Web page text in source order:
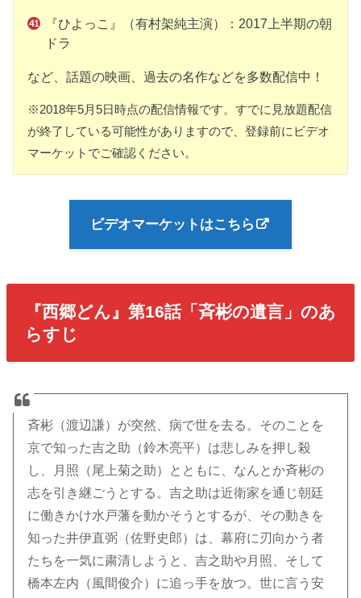
『ひよっこ』（有村架純主演）：2017上半期の朝
ドラ
など、話題の映画、過去の名作などを多数配信中！
※2018年5月5日時点の配信情報です。すでに見放題配信
が終了している可能性がありますので、登録前にビデオ
マーケットでご確認ください。
ビデオマーケットはこちら
『西郷どん』第16話「斉彬の遺言」のあ
らすじ
斉彬（渡辺謙）が突然、病で世を去る。そのことを
京で知った吉之助（鈴木亮平）は悲しみを押し殺
し、月照（尾上菊之助）とともに、なんとか斉彬の
志を引き継ごうとする。吉之助は近衛家を通じ朝廷
に働きかけ水戸藩を動かそうとするが、その動きを
知った井伊直弼（佐野史郎）は、幕府に刃向かう者
たちを一気に粛清しようと、吉之助や月照、そして
橋本左内（風間俊介）に追っ手を放つ。世に言う安